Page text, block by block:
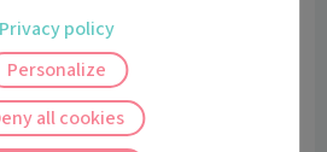
all cookies
Personalize
Privacy policy